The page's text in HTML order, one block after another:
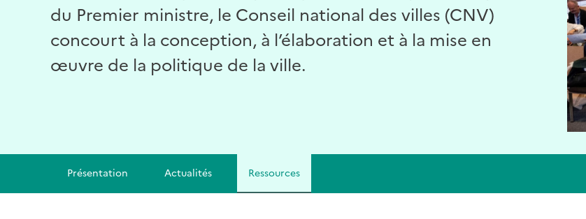
du Premier ministre, le Conseil national des villes (CNV)
concourt à la conception, à l’élaboration et à la mise en
œuvre de la politique de la ville.
Présentation Actualités Ressources